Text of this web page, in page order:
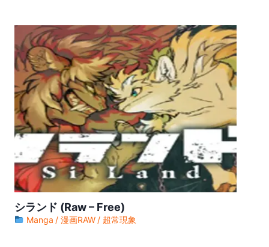
ワンピース (Raw – Free) 【第1141話】
ワンピース (Raw – Free) 【第1140話】
ワンピース (Raw – Free) 【第1139話】
ワンピース (Raw – Free) 【第1138話】
ワンピース (Raw – Free) 【第1137話】
ワンピース (Raw – Free) 【第1136話】
ワンピース (Raw – Free) 【第1135話】
ワンピース (Raw – Free) 【第1134話】
ワンピース (Raw – Free) 【第1133話】
シランド (Raw – Free)
Manga 漫画RAW 超常現象